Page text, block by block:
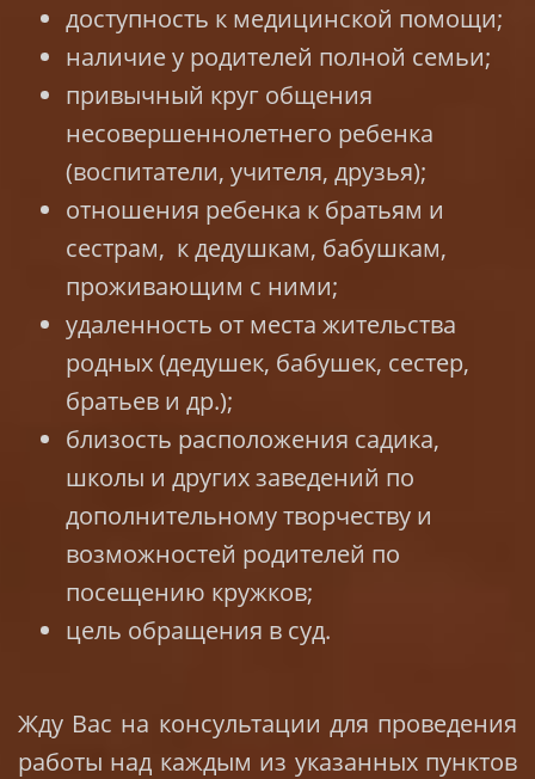
доступность к медицинской помощи;
наличие у родителей полной семьи;
привычный круг общения
несовершеннолетнего ребенка
(воспитатели, учителя, друзья);
отношения ребенка к братьям и
сестрам, к дедушкам, бабушкам,
проживающим с ними;
удаленность от места жительства
родных (дедушек, бабушек, сестер,
братьев и др.);
близость расположения садика,
школы и других заведений по
дополнительному творчеству и
возможностей родителей по
посещению кружков;
цель обращения в суд.
Жду Вас на консультации для проведения
работы над каждым из указанных пунктов